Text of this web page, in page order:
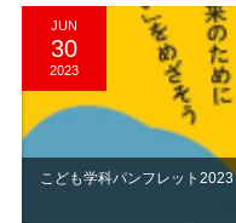
JUN
30
2023
こども学科パンフレット2023